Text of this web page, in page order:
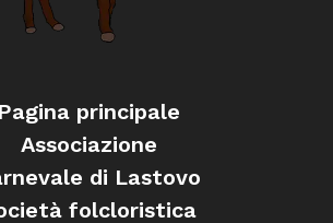
Pagina principale
Associazione
di Lastovo
folcloristica